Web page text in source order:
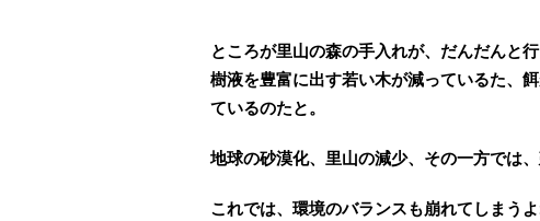
ところが里山の森の手入れが、だんだんと行
樹液を豊富に出す若い木が減っているた、
ているのたと。
地球の砂漠化、里山の減少、その一方では
これでは、環境のバランスも崩れてしまうよ